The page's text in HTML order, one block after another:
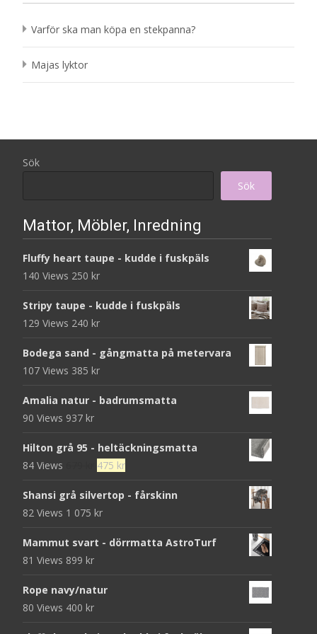
Varför ska man köpa en stekpanna?
Majas lyktor
Sök
Sök
Mattor, Möbler, Inredning
Fluffy heart taupe - kudde i fuskpäls
140 Views 250 kr
Stripy taupe - kudde i fuskpäls
129 Views 240 kr
Bodega sand - gångmatta på metervara
107 Views 385 kr
Amalia natur - badrumsmatta
90 Views 937 kr
Hilton grå 95 - heltäckningsmatta
84 Views
Det
priset
var:
475 krDet
priset
Shansi grå silvertop - fårskinn
82 Views 1 075 kr
Mammut svart - dörrmatta AstroTurf
81 Views 899 kr
Rope navy/natur
80 Views 400 kr